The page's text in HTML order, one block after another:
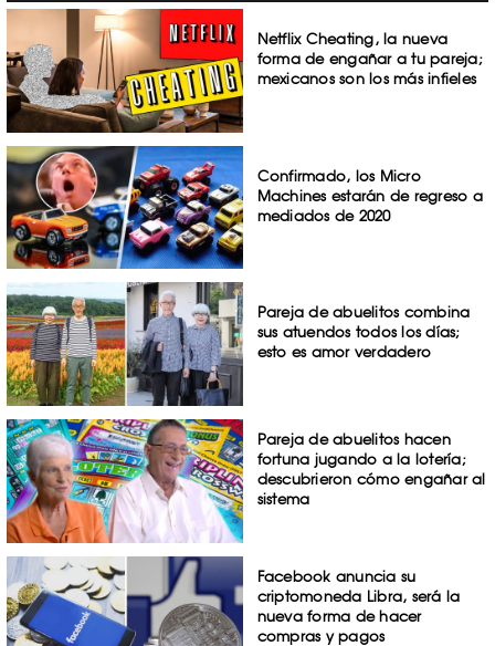
Netflix Cheating, la nueva
forma de engañar a tu pareja;
mexicanos son los más infieles
Confirmado, los Micro
Machines estarán de regreso a
mediados de 2020
Pareja de abuelitos combina
sus atuendos todos los días;
esto es amor verdadero
Pareja de abuelitos hacen
fortuna jugando a la lotería;
descubrieron cómo engañar al
sistema
Facebook anuncia su
criptomoneda Libra, será la
nueva forma de hacer
compras y pagos